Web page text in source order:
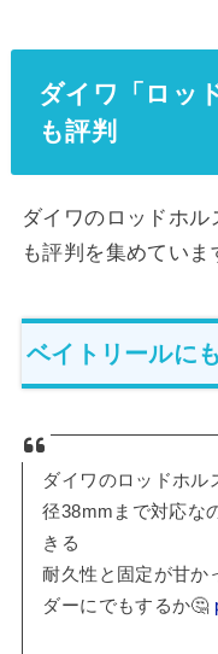
ダイワ「ロッ
も評判
ダイワのロッドホ
も評判を集めていま
ベイトリールに
ダイワのロッドホル
径38mmまで対応な
きる
耐久性と固定が甘か
ダーにでもするか🤔